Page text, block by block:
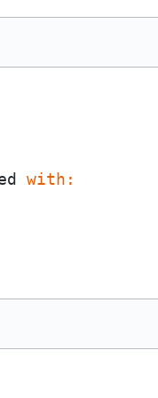
with: